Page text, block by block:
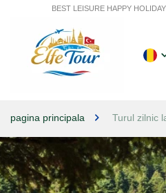
BEST LEISURE HAPPY
pagina principala Turul zilnic